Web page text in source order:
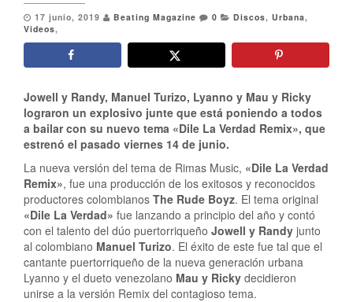
17 junio, 2019 Beating Magazine 0 Discos, Urbana,
Videos,
Jowell y Randy, Manuel Turizo, Lyanno y Mau y Ricky
lograron un explosivo junte que está poniendo a todos
a bailar con su nuevo tema «Dile La Verdad Remix», que
estrenó el pasado viernes 14 de junio.
La nueva versión del tema de Rimas Music, «Dile La Verdad
Remix», fue una producción de los exitosos y reconocidos
productores colombianos The Rude Boyz. El tema original
«Dile La Verdad» fue lanzando a principio del año y contó
con el talento del dúo puertorriqueño Jowell y Randy junto
al colombiano Manuel Turizo. El éxito de este fue tal que el
cantante puertorriqueño de la nueva generación urbana
Lyanno y el dueto venezolano Mau y Ricky decidieron
unirse a la versión Remix del contagioso tema.